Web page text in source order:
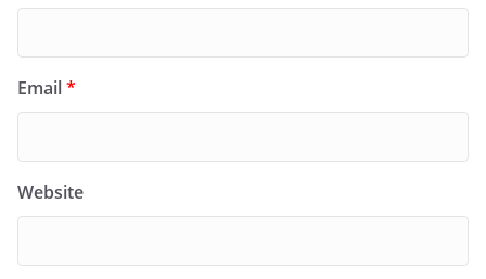
Email*
Website